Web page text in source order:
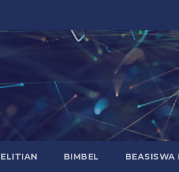
BIMBEL BEASISWA